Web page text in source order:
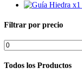
Filtrar por precio
Precio
mínimo
Todos los Productos